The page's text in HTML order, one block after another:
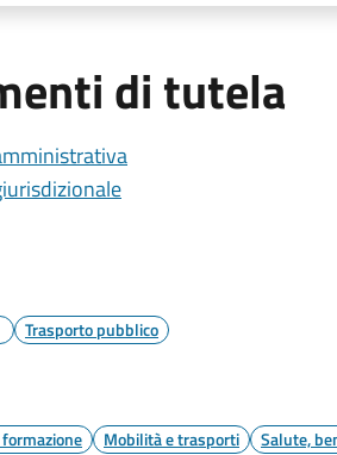
di tutela
Trasporto pubblico
Mobilità e trasporti Salute,